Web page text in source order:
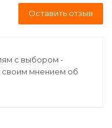
Оставить отзыв
с выбором -
своим мнением об